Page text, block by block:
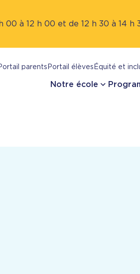
à 12 h 00 et de 12 h 30 à 14 h
parentsPortail élèvesÉquité et
Notre école